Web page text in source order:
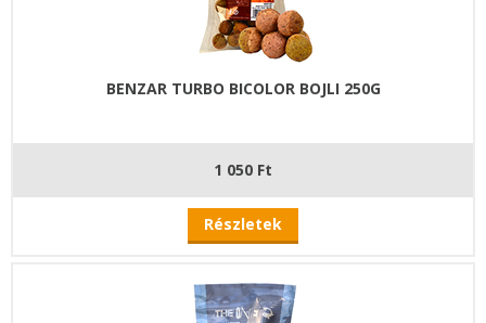
BENZAR TURBO BICOLOR BOJLI 250G
1 050 Ft
Részletek